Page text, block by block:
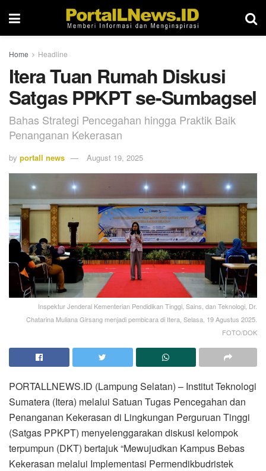
Home Headline
Itera Tuan Rumah Diskusi
Satgas PPKPT se-Sumbagsel
Bahas Strategi Pencegahan hingga Praktik Baik
Penanganan Kekerasan
by portall news August 19, 2025
Inspektur Jenderal Kementerian Pendidikan Tinggi, Sains, dan Teknologi, Dr.
Chatarina Muliana Girsang menjadi pembicara di Itera, Selasa, 19 Agustus 2025.
FOTO/DOK
PORTALLNEWS.ID (Lampung Selatan) – Institut Teknologi
Sumatera (Itera) melalui Satuan Tugas Pencegahan dan
Penanganan Kekerasan di Lingkungan Perguruan Tinggi
(Satgas PPKPT) menyelenggarakan diskusi kelompok
terpumpun (DKT) bertajuk “Mewujudkan Kampus Bebas
Kekerasan melalui Implementasi Permendikbudristek